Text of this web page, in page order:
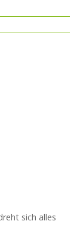
sich alles